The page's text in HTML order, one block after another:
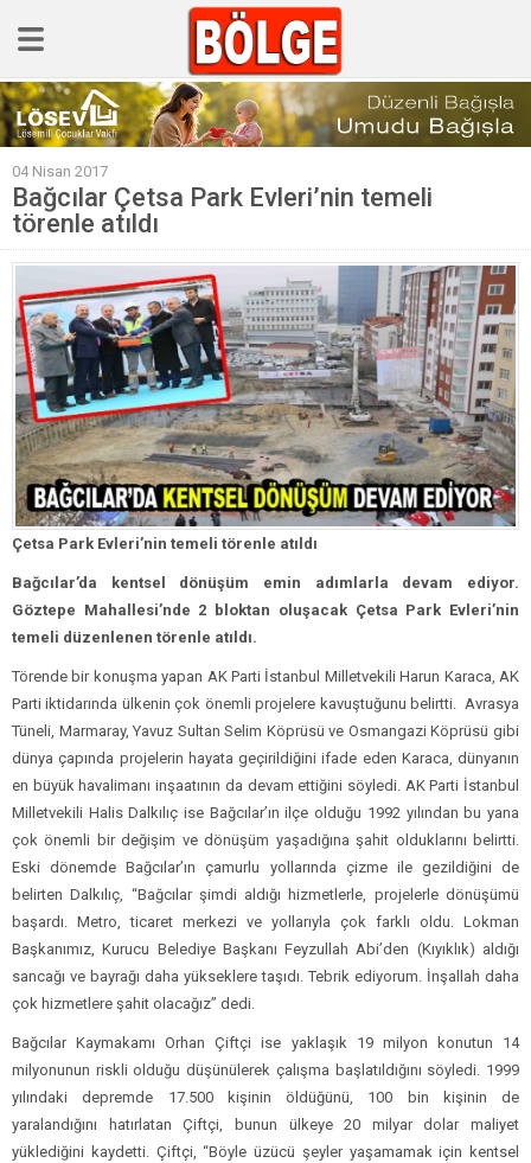
GÜNCEL
POLİTİKA
Polis & Adliye
SPOR
EKONOMİ
YAZARLAR
Sağlık & Yaşam
Kültür & Sanat
EĞİTİM
Müzik & Magazin
04 Nisan 2017
Bağcılar Çetsa Park Evleri’nin temeli
törenle atıldı
Çetsa Park Evleri’nin temeli törenle atıldı
Bağcılar’da kentsel dönüşüm emin adımlarla devam ediyor.
Göztepe Mahallesi’nde 2 bloktan oluşacak Çetsa Park Evleri’nin
temeli düzenlenen törenle atıldı.
Törende bir konuşma yapan AK Parti İstanbul Milletvekili Harun Karaca, AK
Parti iktidarında ülkenin çok önemli projelere kavuştuğunu belirtti. Avrasya
Tüneli, Marmaray, Yavuz Sultan Selim Köprüsü ve Osmangazi Köprüsü gibi
dünya çapında projelerin hayata geçirildiğini ifade eden Karaca, dünyanın
en büyük havalimanı inşaatının da devam ettiğini söyledi. AK Parti İstanbul
Milletvekili Halis Dalkılıç ise Bağcılar’ın ilçe olduğu 1992 yılından bu yana
çok önemli bir değişim ve dönüşüm yaşadığına şahit olduklarını belirtti.
Eski dönemde Bağcılar’ın çamurlu yollarında çizme ile gezildiğini de
belirten Dalkılıç, “Bağcılar şimdi aldığı hizmetlerle, projelerle dönüşümü
başardı. Metro, ticaret merkezi ve yollarıyla çok farklı oldu. Lokman
Başkanımız, Kurucu Belediye Başkanı Feyzullah Abi’den (Kıyıklık) aldığı
sancağı ve bayrağı daha yükseklere taşıdı. Tebrik ediyorum. İnşallah daha
çok hizmetlere şahit olacağız” dedi.
Bağcılar Kaymakamı Orhan Çiftçi ise yaklaşık 19 milyon konutun 14
milyonunun riskli olduğu düşünülerek çalışma başlatıldığını söyledi. 1999
yılındaki depremde 17.500 kişinin öldüğünü, 100 bin kişinin de
yaralandığını hatırlatan Çiftçi, bunun ülkeye 20 milyar dolar maliyet
yüklediğini kaydetti. Çiftçi, “Böyle üzücü şeyler yaşamamak için kentsel